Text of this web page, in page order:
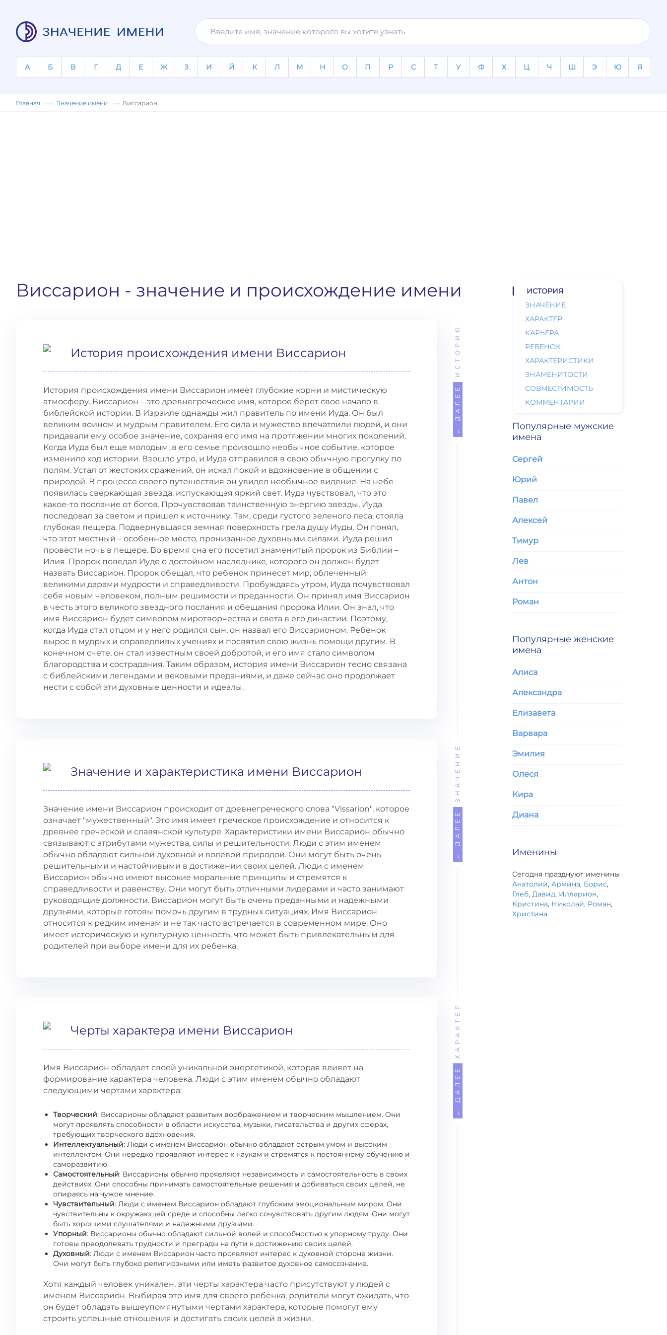
А Б В Г Д Е Ж З И Й К Л М Н О П Р С Т У Ф Х Ц Ч Ш Э Ю Я
Главная Значение имени Виссарион
Виссарион - значение и происхождение имени
История происхождения имени Виссарион
История происхождения имени Виссарион имеет глубокие корни и мистическую
атмосферу. Виссарион – это древнегреческое имя, которое берет свое начало в
библейской истории. В Израиле однажды жил правитель по имени Иуда. Он был
великим воином и мудрым правителем. Его сила и мужество впечатлили людей, и они
придавали ему особое значение, сохраняя его имя на протяжении многих поколений.
Когда Иуда был еще молодым, в его семье произошло необычное событие, которое
изменило ход истории. Взошло утро, и Иуда отправился в свою обычную прогулку по
полям. Устал от жестоких сражений, он искал покой и вдохновение в общении с
природой. В процессе своего путешествия он увидел необычное видение. На небе
появилась сверкающая звезда, испускающая яркий свет. Иуда чувствовал, что это
какое-то послание от богов. Прочувствовав таинственную энергию звезды, Иуда
последовал за светом и пришел к источнику. Там, среди густого зеленого леса, стояла
глубокая пещера. Подвернувшаяся земная поверхность грела душу Иуды. Он понял,
что этот местный – особенное место, пронизанное духовными силами. Иуда решил
провести ночь в пещере. Во время сна его посетил знаменитый пророк из Библии –
Илия. Пророк поведал Иуде о достойном наследнике, которого он должен будет
назвать Виссарион. Пророк обещал, что ребенок принесет мир, облеченный
великими дарами мудрости и справедливости. Пробуждаясь утром, Иуда почувствовал
себя новым человеком, полным решимости и преданности. Он принял имя Виссарион
в честь этого великого звездного послания и обещания пророка Илии. Он знал, что
имя Виссарион будет символом миротворчества и света в его династии. Поэтому,
когда Иуда стал отцом и у него родился сын, он назвал его Виссарионом. Ребенок
вырос в мудрых и справедливых учениях и посвятил свою жизнь помощи другим. В
конечном счете, он стал известным своей добротой, и его имя стало символом
благородства и сострадания. Таким образом, история имени Виссарион тесно связана
с библейскими легендами и вековыми преданиями, и даже сейчас оно продолжает
нести с собой эти духовные ценности и идеалы.
← ДАЛЕЕ
ИСТОРИЯ
Значение и характеристика имени Виссарион
Значение имени Виссарион происходит от древнегреческого слова "Vissarion", которое
означает "мужественный". Это имя имеет греческое происхождение и относится к
древнее греческой и славянской культуре. Характеристики имени Виссарион обычно
связывают с атрибутами мужества, силы и решительности. Люди с этим именем
обычно обладают сильной духовной и волевой природой. Они могут быть очень
решительными и настойчивыми в достижении своих целей. Люди с именем
Виссарион обычно имеют высокие моральные принципы и стремятся к
справедливости и равенству. Они могут быть отличными лидерами и часто занимают
руководящие должности. Виссарион могут быть очень преданными и надежными
друзьями, которые готовы помочь другим в трудных ситуациях. Имя Виссарион
относится к редким именам и не так часто встречается в современном мире. Оно
имеет историческую и культурную ценность, что может быть привлекательным для
родителей при выборе имени для их ребенка.
← ДАЛЕЕ
ЗНАЧЕНИЕ
Черты характера имени Виссарион
Имя Виссарион обладает своей уникальной энергетикой, которая влияет на
формирование характера человека. Люди с этим именем обычно обладают
следующими чертами характера:
Творческий: Виссарионы обладают развитым воображением и творческим мышлением. Они
могут проявлять способности в области искусства, музыки, писательства и других сферах,
требующих творческого вдохновения.
Интеллектуальный: Люди с именем Виссарион обычно обладают острым умом и высоким
интеллектом. Они нередко проявляют интерес к наукам и стремятся к постоянному обучению и
саморазвитию.
Самостоятельный: Виссарионы обычно проявляют независимость и самостоятельность в своих
действиях. Они способны принимать самостоятельные решения и добиваться своих целей, не
опираясь на чужое мнение.
Чувствительный: Люди с именем Виссарион обладают глубоким эмоциональным миром. Они
чувствительны к окружающей среде и способны легко сочувствовать другим людям. Они могут
быть хорошими слушателями и надежными друзьями.
Упорный: Виссарионы обычно обладают сильной волей и способностью к упорному труду. Они
готовы преодолевать трудности и преграды на пути к достижению своих целей.
Духовный: Люди с именем Виссарион часто проявляют интерес к духовной стороне жизни.
Они могут быть глубоко религиозными или иметь развитое духовное самосознание.
Хотя каждый человек уникален, эти черты характера часто присутствуют у людей с
именем Виссарион. Выбирая это имя для своего ребенка, родители могут ожидать, что
он будет обладать вышеупомянутыми чертами характера, которые помогут ему
строить успешные отношения и достигать своих целей в жизни.
← ДАЛЕЕ
ХАРАКТЕР
ИСТОРИЯ
ЗНАЧЕНИЕ
ХАРАКТЕР
КАРЬЕРА
РЕБЕНОК
ХАРАКТЕРИСТИКИ
ЗНАМЕНИТОСТИ
СОВМЕСТИМОСТЬ
КОММЕНТАРИИ
Популярные мужские
имена
Сергей
Юрий
Павел
Алексей
Тимур
Лев
Антон
Роман
Популярные женские
имена
Алиса
Александра
Елизавета
Варвара
Эмилия
Олеся
Кира
Диана
Именины
Сегодня празднуют именины
Анатолий, Армина, Борис,
Глеб, Давид, Илларион,
Кристина, Николай, Роман,
Христина